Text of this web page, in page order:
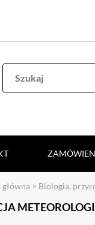
> Biologia,